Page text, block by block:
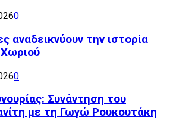
0
αναδεικνύουν την ιστορία
0
Συνάντηση του
με τη Γωγώ Ρουκουτάκη